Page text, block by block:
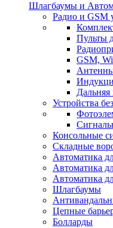
Шлагбаумы и
Радио и GSM
Пульты
GSM,
Устройства
Консольные
Складные
Автоматика
Автоматика
Автоматика
Шлагбаумы
Цепные
Болларды